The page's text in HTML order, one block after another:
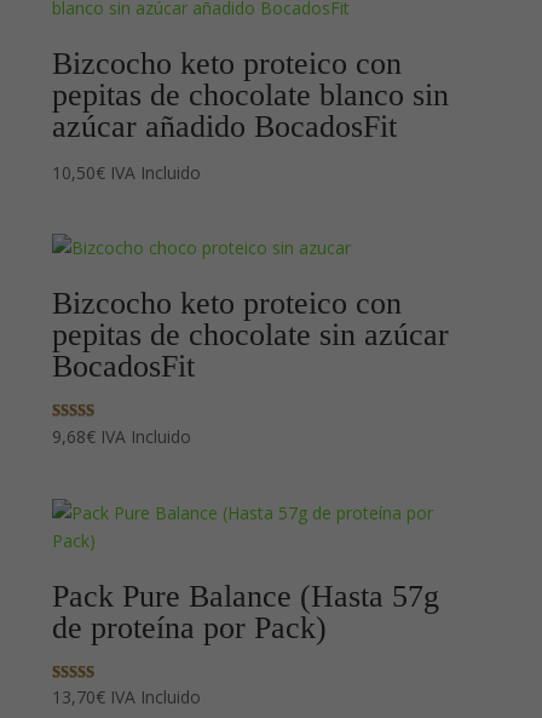
Bizcocho keto proteico con
pepitas de chocolate blanco sin
azúcar añadido BocadosFit
10,50€ IVA Incluido
Bizcocho keto proteico con
pepitas de chocolate sin azúcar
BocadosFit
Valorado con
5.00
9,68€ IVA Incluido
Pack Pure Balance (Hasta 57g
de proteína por Pack)
Valorado con
5.00
13,70€ IVA Incluido